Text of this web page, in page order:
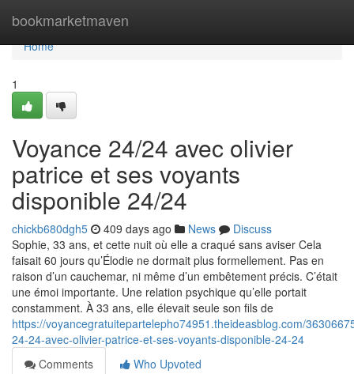
bookmarketmaven
Home
Home
1
Voyance 24/24 avec olivier
patrice et ses voyants
disponible 24/24
chickb680dgh5 409 days ago News
Discuss
Sophie, 33 ans, et cette nuit où elle a craqué sans aviser Cela
faisait 60 jours qu’Élodie ne dormait plus formellement. Pas en
raison d’un cauchemar, ni même d’un embêtement précis. C’était
une émoi importante. Une relation psychique qu’elle portait
constamment. À 33 ans, elle élevait seule son fils de
https://voyancegratuitepartelepho74951.theideasblog.com/
24-24-avec-olivier-patrice-et-ses-voyants-disponible-24-24
Comments
Who Upvoted